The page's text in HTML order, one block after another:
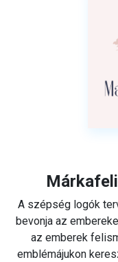
A szépség logók
bevonja az
az emberek
emblémájukon